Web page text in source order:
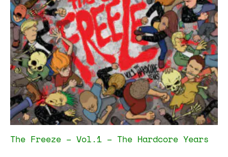
The Freeze – Vol.1 – The Hardcore Years